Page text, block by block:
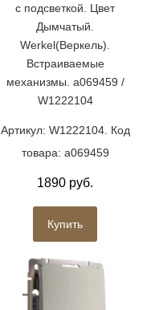
с подсветкой. Цвет
Дымчатый.
Werkel(Веркель).
Встраиваемые
механизмы. a069459 /
W1222104
Артикул: W1222104. Код
товара: a069459
1890 руб.
Купить